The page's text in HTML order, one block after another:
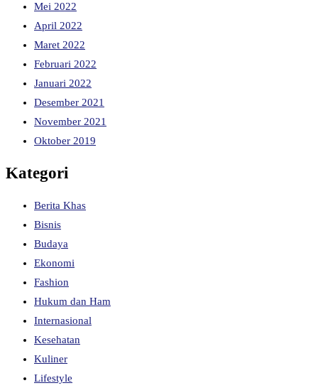
Mei 2022
April 2022
Maret 2022
Februari 2022
Januari 2022
Desember 2021
November 2021
Oktober 2019
Kategori
Berita Khas
Bisnis
Budaya
Ekonomi
Fashion
Hukum dan Ham
Internasional
Kesehatan
Kuliner
Lifestyle